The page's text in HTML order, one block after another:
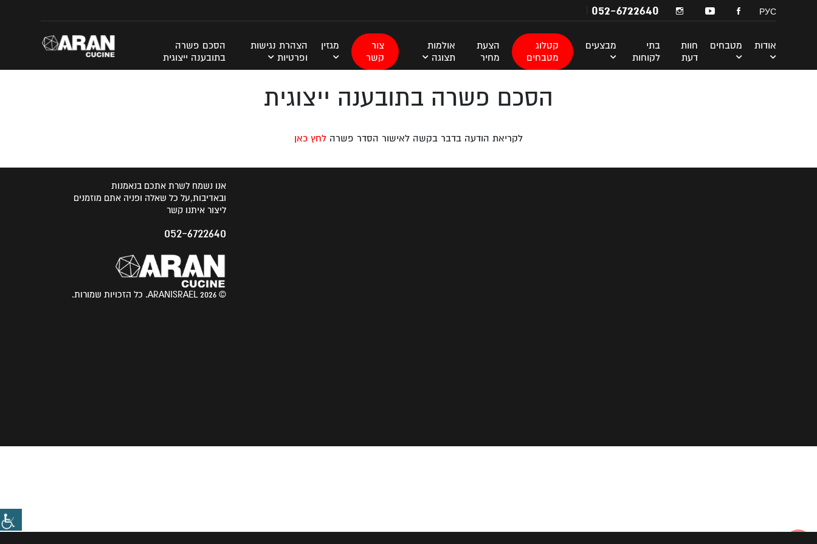
РУС
052-6722640
אודות מטבחים
חוות
דעת
בתי
לקוחות
מבצעים
קטלוג
מטבחים
הצעת
מחיר
אולמות
תצוגה
צור
קשר
מגזין
הצהרת נגישות
ופרטיות
הסכם פשרה
בתובענה ייצוגית
הסכם פשרה בתובענה ייצוגית
לקריאת הודעה בדבר בקשה לאישור הסדר פשרה לחץ כאן
אנו נשמח לשרת אתכם בנאמנות
ובאדיבות,על כל שאלה ופניה אתם מוזמנים
ליצור איתנו קשר
052-6722640
© 2026 ARANISRAEL. כל הזכויות שמורות.